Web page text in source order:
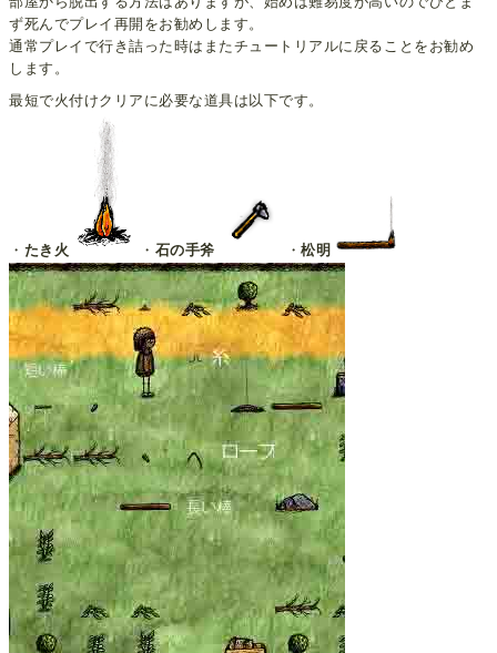
ず死んでプレイ再開をお勧めします。
通常プレイで行き詰った時はまたチュートリアルに戻ることをお勧め
します。
最短で火付けクリアに必要な道具は以下です。
・ たき火 ・ 石の手斧 ・松明